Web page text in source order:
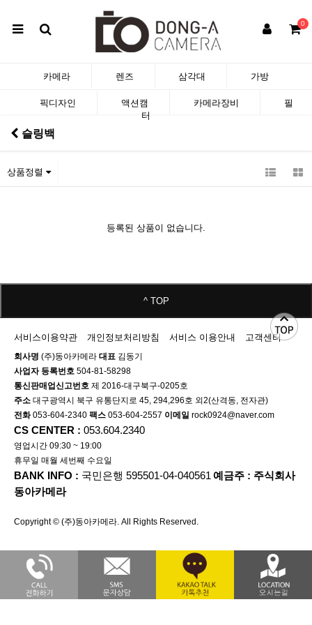
0
카메라 렌즈 삼각대 가방
픽디자인 액션캠 카메라장비
필
터
슬링백
상품정렬
등록된 상품이 없습니다.
^ TOP
서비스이용약관 개인정보처리방침 서비스 이용안내 고객센터
회사명 (주)동아카메라 대표 김동기
사업자 등록번호 504-81-58298
통신판매업신고번호 제 2016-대구북구-0205호
주소 대구광역시 북구 유통단지로 45, 294,296호 외2(산격동, 전자관)
전화053-604-2340 팩스 053-604-2557 이메일 rock0924@naver.com
CS CENTER : 053.604.2340
영업시간 09:30 ~ 19:00
휴무일 매월 세번째 수요일
BANK INFO : 국민은행 595501-04-040561 예금주 : 주식회사
동아카메라
Copyright © (주)동아카메라. All Rights Reserved.